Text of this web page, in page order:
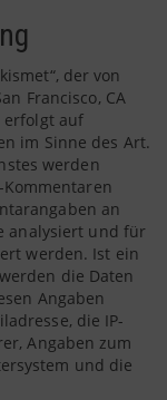
der von
Francisco, CA
erfolgt auf
im Sinne des Art.
werden
an
analysiert und für
werden. Ist ein
die Daten
Angaben
die IP-
Angaben zum
und die